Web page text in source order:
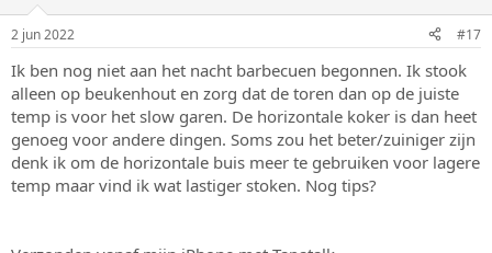
n
e
n
:
2 jun 2022 #17
Ik ben nog niet aan het nacht barbecuen begonnen. Ik stook
alleen op beukenhout en zorg dat de toren dan op de juiste
temp is voor het slow garen. De horizontale koker is dan heet
genoeg voor andere dingen. Soms zou het beter/zuiniger zijn
denk ik om de horizontale buis meer te gebruiken voor lagere
temp maar vind ik wat lastiger stoken. Nog tips?